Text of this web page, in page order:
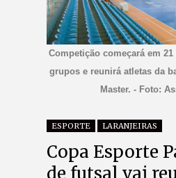
Competição começará em
grupos e reunirá atletas da
Master. - Foto:
ESPORTE LARANJEIRAS
Copa Esporte